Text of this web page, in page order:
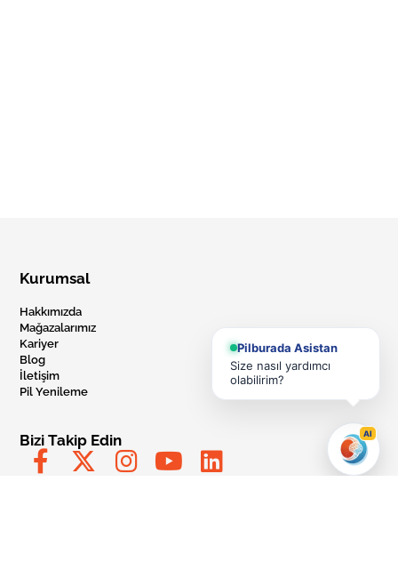
Kurumsal
Hakkımızda
Mağazalarımız
Kariyer
Blog
İletişim
Pil Yenileme
Bizi Takip Edin
Pilburada Asistan
Size nasıl yardımcı
olabilirim?
AI